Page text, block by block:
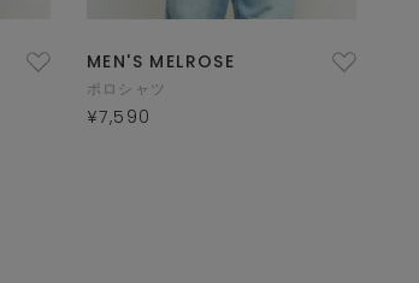
MEN'S MELROSE
ポロシャツ
¥7,590